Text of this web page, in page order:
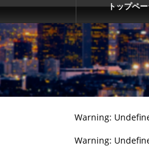
トップペ
Warning:
Warning: